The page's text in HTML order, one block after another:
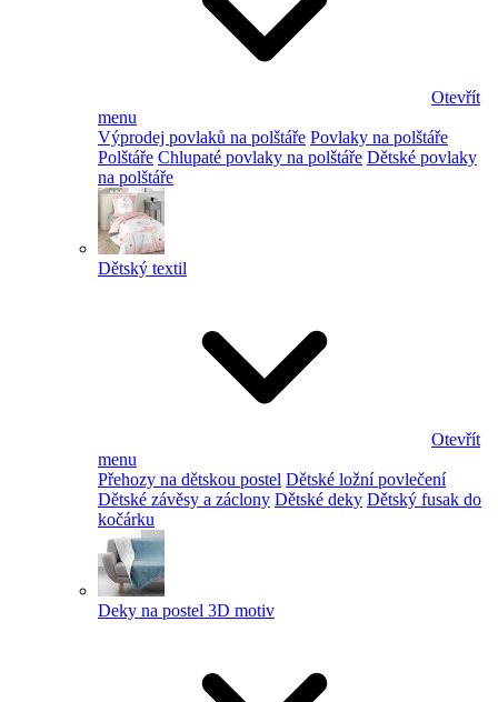
Otevřít
menu
Výprodej povlaků na polštáře Povlaky na polštáře
Polštáře Chlupaté povlaky na polštáře Dětské povlaky
na polštáře
Dětský textil
Otevřít
menu
Přehozy na dětskou postel Dětské ložní povlečení
Dětské závěsy a záclony Dětské deky Dětský fusak do
kočárku
Deky na postel 3D motiv